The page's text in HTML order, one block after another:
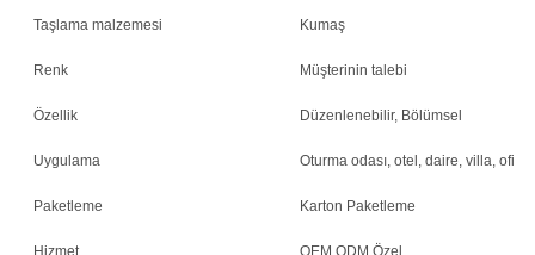
Taşlama malzemesi Kumaş
Renk Müşterinin talebi
Özellik Düzenlenebilir, Bölümsel
Uygulama Oturma odası, otel, daire, villa, ofis
Paketleme Karton Paketleme
Hizmet OEM ODM Özel